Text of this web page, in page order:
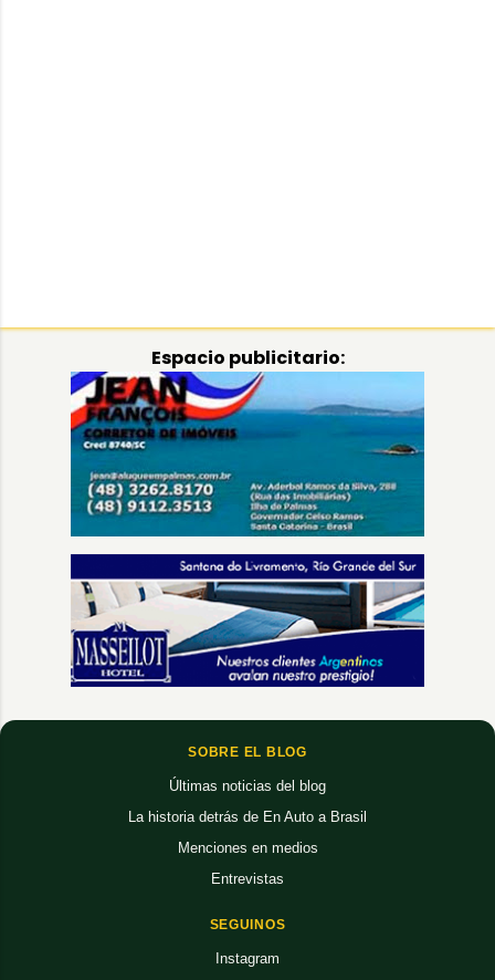
Espacio publicitario:
SOBRE EL BLOG
Últimas noticias del blog
La historia detrás de En Auto a Brasil
Menciones en medios
Entrevistas
SEGUINOS
Instagram